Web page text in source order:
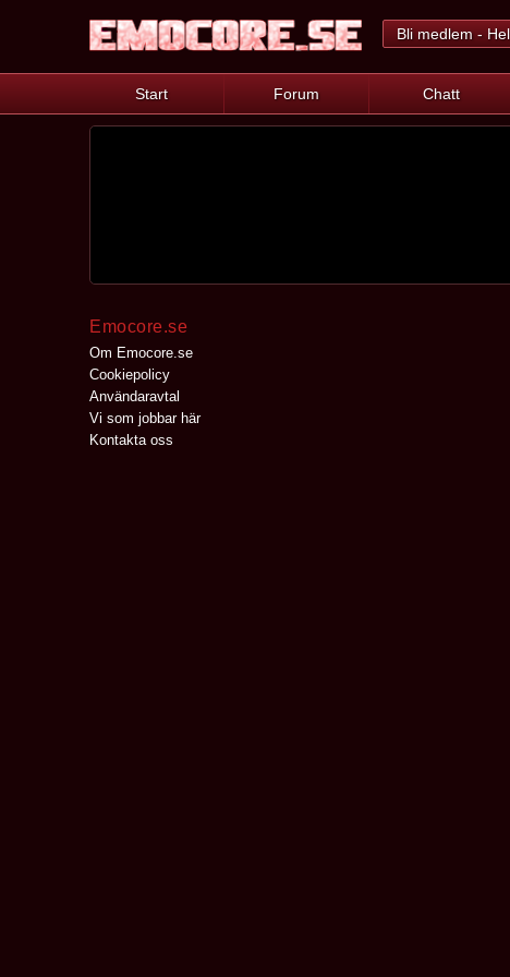
Bli medlem -
Start Forum Chatt
Emocore.se
Om Emocore.se
Cookiepolicy
Användaravtal
Vi som jobbar här
Kontakta oss